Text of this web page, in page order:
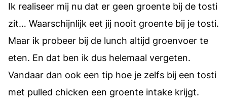
Ik realiseer mij nu dat er geen groente bij de tosti
zit… Waarschijnlijk eet jij nooit groente bij je tosti.
Maar ik probeer bij de lunch altijd groenvoer te
eten. En dat ben ik dus helemaal vergeten.
Vandaar dan ook een tip hoe je zelfs bij een tosti
met pulled chicken een groente intake krijgt.